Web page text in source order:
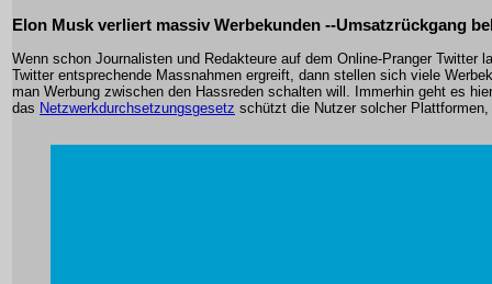
Elon Musk verliert massiv Werbekunden --Umsatzrückgang
Wenn schon Journalisten und Redakteure auf dem Online-Pranger Twitter
Twitter entsprechende Massnahmen ergreift, dann stellen sich viele
man Werbung zwischen den Hassreden schalten will. Immerhin geht es
das Netzwerkdurchsetzungsgesetz schützt die Nutzer solcher